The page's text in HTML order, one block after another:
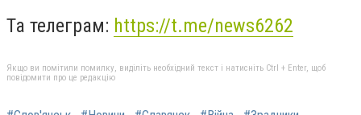
Та телеграм: https://t.me/news6262
Якщо ви помітили помилку, виділіть необхідний текст і натисніть Ctrl + Enter, щоб
повідомити про це редакцію